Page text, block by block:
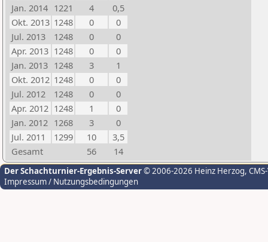
Jan. 2014 1221 4
0,5
Okt. 2013 1248 0
0
Jul. 2013
1248 0
0
Apr. 2013 1248 0
0
Jan. 2013 1248 3
1
Okt. 2012 1248 0
0
Jul. 2012
1248 0
0
Apr. 2012 1248 1
0
Jan. 2012 1268 3
0
Jul. 2011
1299 10
3,5
Gesamt
56 14
Der Schachturnier-Ergebnis-Server© 2006-2026 Heinz Herzog,
Impressum / Nutzungsbedingungen